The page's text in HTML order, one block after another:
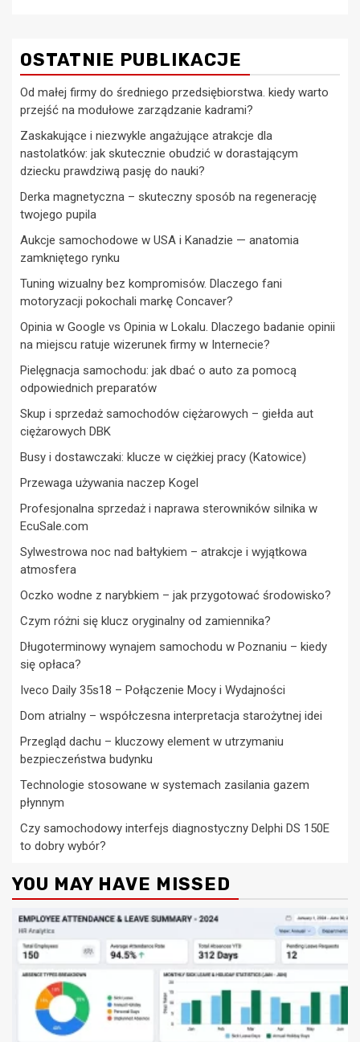
OSTATNIE PUBLIKACJE
Od małej firmy do średniego przedsiębiorstwa. kiedy warto
przejść na modułowe zarządzanie kadrami?
Zaskakujące i niezwykle angażujące atrakcje dla
nastolatków: jak skutecznie obudzić w dorastającym
dziecku prawdziwą pasję do nauki?
Derka magnetyczna – skuteczny sposób na regenerację
twojego pupila
Aukcje samochodowe w USA i Kanadzie — anatomia
zamkniętego rynku
Tuning wizualny bez kompromisów. Dlaczego fani
motoryzacji pokochali markę Concaver?
Opinia w Google vs Opinia w Lokalu. Dlaczego badanie opinii
na miejscu ratuje wizerunek firmy w Internecie?
Pielęgnacja samochodu: jak dbać o auto za pomocą
odpowiednich preparatów
Skup i sprzedaż samochodów ciężarowych – giełda aut
ciężarowych DBK
Busy i dostawczaki: klucze w ciężkiej pracy (Katowice)
Przewaga używania naczep Kogel
Profesjonalna sprzedaż i naprawa sterowników silnika w
EcuSale.com
Sylwestrowa noc nad bałtykiem – atrakcje i wyjątkowa
atmosfera
Oczko wodne z narybkiem – jak przygotować środowisko?
Czym różni się klucz oryginalny od zamiennika?
Długoterminowy wynajem samochodu w Poznaniu – kiedy
się opłaca?
Iveco Daily 35s18 – Połączenie Mocy i Wydajności
Dom atrialny – współczesna interpretacja starożytnej idei
Przegląd dachu – kluczowy element w utrzymaniu
bezpieczeństwa budynku
Technologie stosowane w systemach zasilania gazem
płynnym
Czy samochodowy interfejs diagnostyczny Delphi DS 150E
to dobry wybór?
YOU MAY HAVE MISSED